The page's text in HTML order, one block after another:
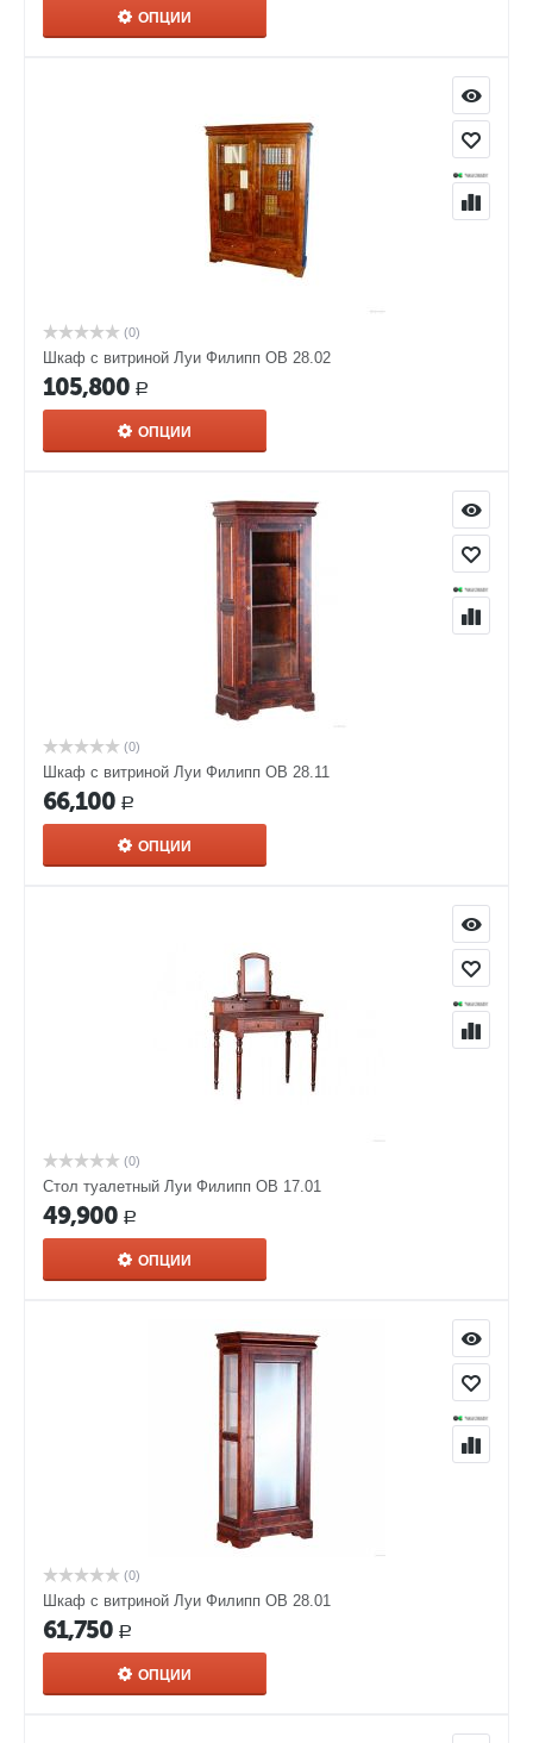
ОПЦИИ
(0)
Шкаф с витриной Луи Филипп ОВ 28.02
105,800 Р
ОПЦИИ
(0)
Шкаф с витриной Луи Филипп ОВ 28.11
66,100 Р
ОПЦИИ
(0)
Стол туалетный Луи Филипп ОВ 17.01
49,900 Р
ОПЦИИ
(0)
Шкаф с витриной Луи Филипп ОВ 28.01
61,750 Р
ОПЦИИ